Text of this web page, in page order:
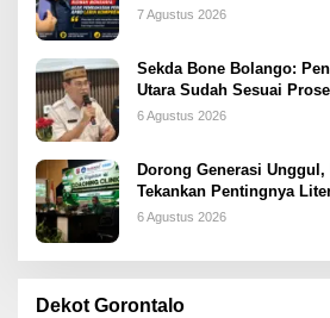
Komprehensif
7 Agustus 2026
Sekda Bone Bolango:
Utara Sudah Sesuai
6 Agustus 2026
Dorong Generasi
Tekankan Pentingnya
sejak Dini
6 Agustus 2026
Dekot Gorontalo